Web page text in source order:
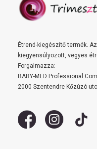
Étrend-kiegészítő termék.
kiegyensúlyozott, vegyes
Forgalmazza:
BABY-MED Professional
2000 Szentendre Kőzúzó